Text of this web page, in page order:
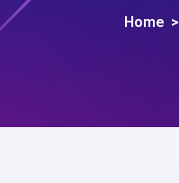
Home >